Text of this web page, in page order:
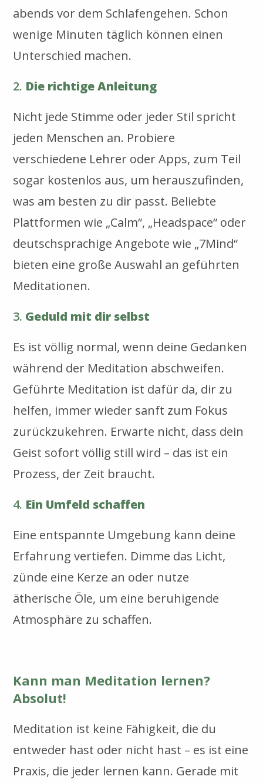
abends vor dem Schlafengehen. Schon
wenige Minuten täglich können einen
Unterschied machen.
2. Die richtige Anleitung
Nicht jede Stimme oder jeder Stil spricht
jeden Menschen an. Probiere
verschiedene Lehrer oder Apps, zum Teil
sogar kostenlos aus, um herauszufinden,
was am besten zu dir passt. Beliebte
Plattformen wie „Calm“, „Headspace“ oder
deutschsprachige Angebote wie „7Mind“
bieten eine große Auswahl an geführten
Meditationen.
3. Geduld mit dir selbst
Es ist völlig normal, wenn deine Gedanken
während der Meditation abschweifen.
Geführte Meditation ist dafür da, dir zu
helfen, immer wieder sanft zum Fokus
zurückzukehren. Erwarte nicht, dass dein
Geist sofort völlig still wird – das ist ein
Prozess, der Zeit braucht.
4. Ein Umfeld schaffen
Eine entspannte Umgebung kann deine
Erfahrung vertiefen. Dimme das Licht,
zünde eine Kerze an oder nutze
ätherische Öle, um eine beruhigende
Atmosphäre zu schaffen.
Kann man Meditation lernen?
Absolut!
Meditation ist keine Fähigkeit, die du
entweder hast oder nicht hast – es ist eine
Praxis, die jeder lernen kann. Gerade mit